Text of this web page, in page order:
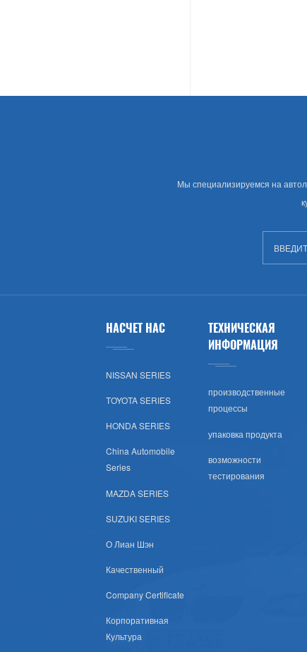
Мы специализируемся на
НАСЧЕТ НАС
NISSAN SERIES
TOYOTA SERIES
HONDA SERIES
China Automobile
Series
MAZDA SERIES
SUZUKI SERIES
О Лиан Шэн
Качественный
Company Certificate
Корпоративная
Культура
ТЕХНИЧЕСКАЯ
ИНФОРМАЦИЯ
производственные
процессы
упаковка продукта
возможности
тестирования